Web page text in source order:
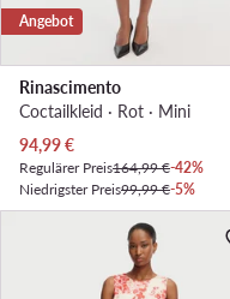
Angebot
Rinascimento
Coctailkleid · Rot · Mini
Aktueller Preis
94,99€
Regulärer Preis164,99 €-42%
Niedrigster Preis99,99 €-5%